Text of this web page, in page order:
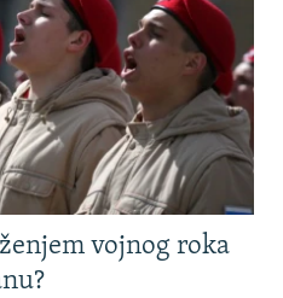
vojnog roka